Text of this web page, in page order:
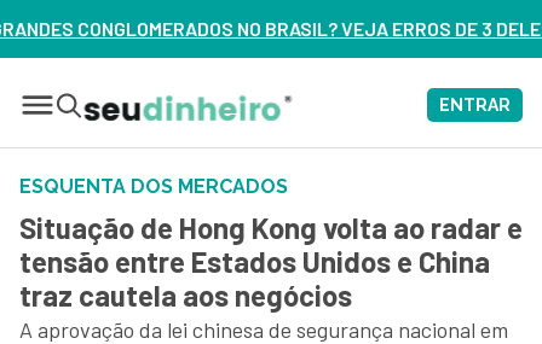
VEJA ERROS DE 3 DELES – ASSISTA AGORA
ENTRAR
ESQUENTA DOS MERCADOS
Situação de Hong Kong volta ao radar e
tensão entre Estados Unidos e China
traz cautela aos negócios
A aprovação da lei chinesa de segurança nacional em